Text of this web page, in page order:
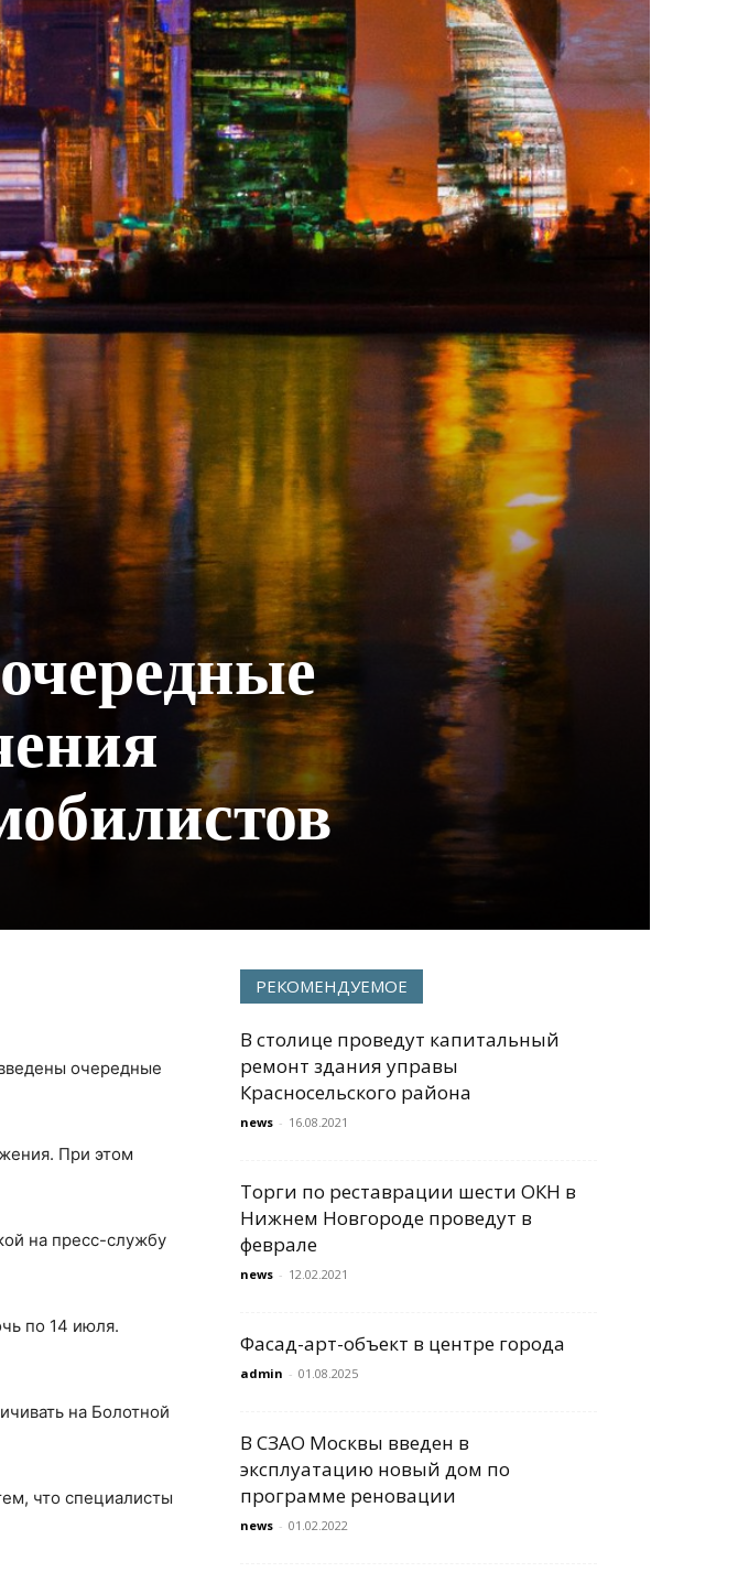
очередные
При этом
на пресс-службу
по 14 июля.
на Болотной
что специалисты
РЕКОМЕНДУЕМОЕ
В столице проведут капитальный
ремонт здания управы
Красносельского района
news - 16.08.2021
Торги по реставрации шести ОКН в
Нижнем Новгороде проведут в
феврале
news - 12.02.2021
Фасад-арт-объект в центре города
admin - 01.08.2025
В СЗАО Москвы введен в
эксплуатацию новый дом по
программе реновации
news - 01.02.2022